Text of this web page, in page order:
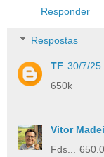
Responder
Respostas
TF 30/7/25
650k
Vitor
Fds...